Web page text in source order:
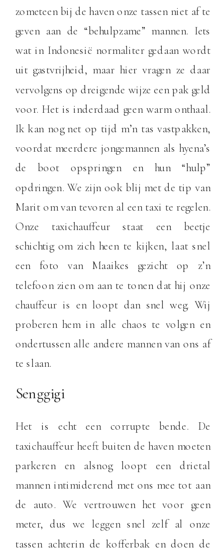
zometeen bij de haven onze tassen niet af te
geven aan de “behulpzame” mannen. Iets
wat in Indonesië normaliter gedaan wordt
uit gastvrijheid, maar hier vragen ze daar
vervolgens op dreigende wijze een pak geld
voor. Het is inderdaad geen warm onthaal.
Ik kan nog net op tijd m’n tas vastpakken,
voordat meerdere jongemannen als hyena’s
de boot opspringen en hun “hulp”
opdringen. We zijn ook blij met de tip van
Marit om van tevoren al een taxi te regelen.
Onze taxichauffeur staat een beetje
schichtig om zich heen te kijken, laat snel
een foto van Maaikes gezicht op z’n
telefoon zien om aan te tonen dat hij onze
chauffeur is en loopt dan snel weg. Wij
proberen hem in alle chaos te volgen en
ondertussen alle andere mannen van ons af
te slaan.
Senggigi
Het is echt een corrupte bende. De
taxichauffeur heeft buiten de haven moeten
parkeren en alsnog loopt een drietal
mannen intimiderend met ons mee tot aan
de auto. We vertrouwen het voor geen
meter, dus we leggen snel zelf al onze
tassen achterin de kofferbak en doen de